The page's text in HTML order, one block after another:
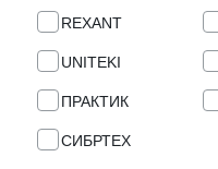
REXANT
UNITEKI
ПРАКТИК
СИБРТЕХ